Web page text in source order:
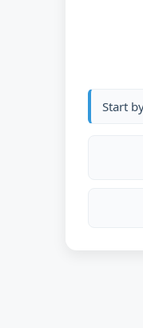
Start